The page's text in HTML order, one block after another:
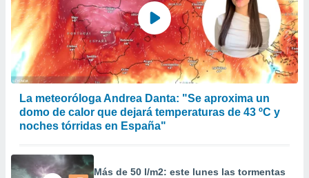
La meteoróloga Andrea Danta: "Se aproxima un
domo de calor que dejará temperaturas de 43 ºC y
noches tórridas en España"
Más de 50 l/m2: este lunes las tormentas